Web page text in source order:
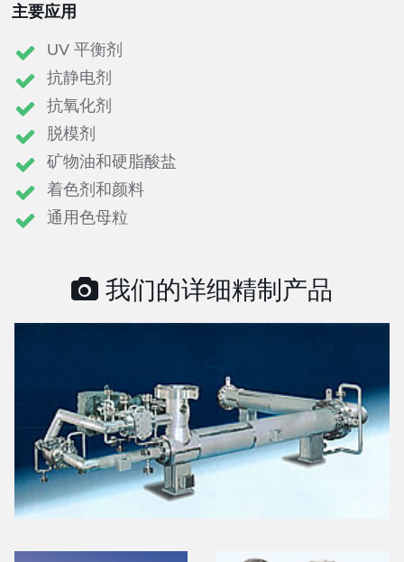
主要应用
UV 平衡剂
抗静电剂
抗氧化剂
脱模剂
矿物油和硬脂酸盐
着色剂和颜料
通用色母粒
我们的详细精制产品